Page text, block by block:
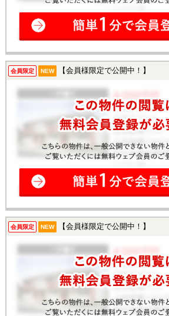
会員限定 NEW 【会員様限定で公開中！】
会員限定 NEW 【会員様限定で公開中！】